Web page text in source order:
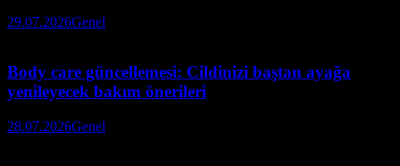
29.07.2026Genel
Body care güncellemesi: Cildinizi baştan ayağa
yenileyecek bakım önerileri
28.07.2026Genel